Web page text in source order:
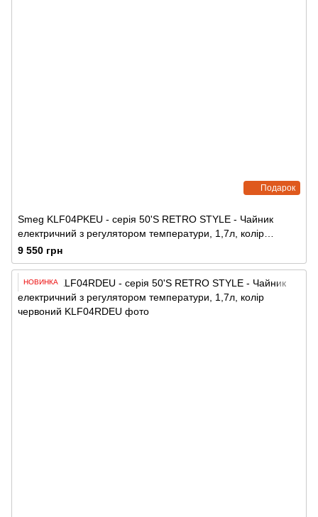
Подарок
Smeg KLF04PKEU - серія 50'S RETRO STYLE - Чайник
електричний з регулятором температури, 1,7л, колір
рожевий
9 550 грн
НОВИНКА